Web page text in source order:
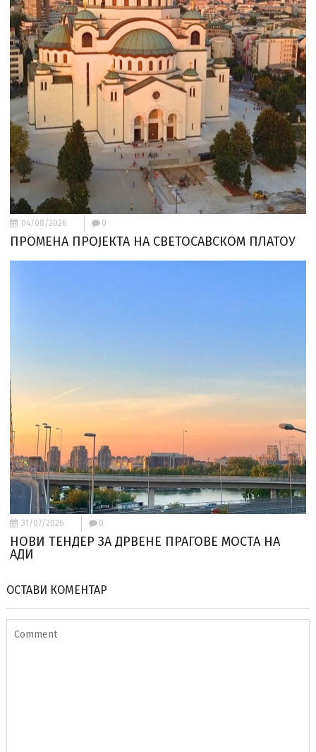
04/08/2026 0
ПРОМЕНА ПРОЈЕКТА НА СВЕТОСАВСКОМ ПЛАТОУ
31/07/2026 0
НОВИ ТЕНДЕР ЗА ДРВЕНЕ ПРАГОВЕ МОСТА НА
АДИ
ОСТАВИ КОМЕНТАР